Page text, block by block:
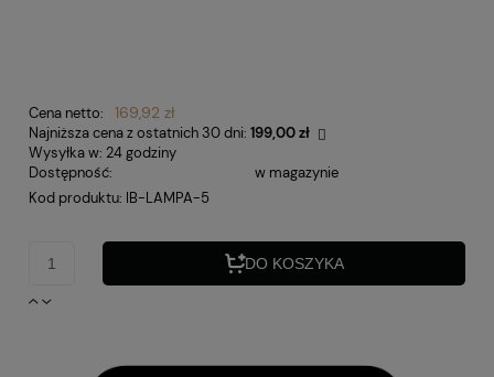
Cena netto: 169,92 zł
Najniższa cena z ostatnich 30 dni: 199,00 zł
Wysyłka w: 24 godziny
Dostępność:
w magazynie
Kod produktu: IB-LAMPA-5
DO KOSZYKA